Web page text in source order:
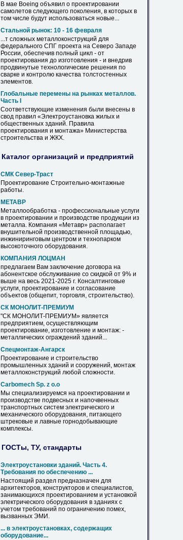
В мае Boeing объявил о проектировании
самолетов следующего поколения, в которых в
том числе будут использоваться новые...
Стальной рынок: 10 - 16 февраля
...т сложных металлоконструкций для
федерального СПГ проекта на Северо Западе
России, обеспечив полный цикл - от
проектирования до изготовления - и внедрив
продвинутые технологические решения по
сварке и контролю качества толстостенных
элементов.
Глобальные перемены на рынках металлов.
Часть I
Соответствующие изменения были внесены в
свод правил «Электроустановка жилых и
общественных зданий. Правила
проектирования и монтажа» Министерства
строительства и ЖКХ.
Каталог организаций и предприятий
СМК Север-Траст
Проектирование Строительно-монтажные
работы.
МЕТАВР
Металлообработка - профессиональные услуги
в проектировании и производстве продукции из
металла. Компания «Метавр» располагает
внушительной производственной площадью,
инжиниринговым центром и технопарком
высокоточного оборудования.
КОМПАНИЯ ЛОЦМАН
предлагаем Вам заключение договора на
абонентское обслуживание со скидкой от 9% и
выше на весь 2021-2025 г. Консалтинговые
услуги, проектирование и согласование
объектов (общепит, торговля, строительство).
СК МОНОЛИТ-ПРЕМИУМ
"СК МОНОЛИТ-ПРЕМИУМ» является
предприятием, осуществляющим
проектирование, изготовление и монтаж: -
металлических ограждений зданий...
Спецмонтаж-Ангарск
Проектирование и строительство
промышленных зданий и сооружений, монтаж
металлоконструкций любой сложности.
Carbomech Sp. z o.o
Мы специализируемся на проектировании и
производстве подвесных и напочвенных
транспортных систем электрического и
механического оборудования, питающего
штрековые и лавные горнодобывающие
комплексы.
ГОСТы, ТУ, стандарты
Электроустановки зданий. Часть 4.
Требования по обеспечению ...
Настоящий раздел предназначен для
архитекторов, конструкторов и специалистов,
занимающихся проектированием и установкой
электрического оборудования в зданиях с
учетом требований по ограничению помех,
вызванных ЭМИ.
... в электроустановках, содержащих
оборудование...